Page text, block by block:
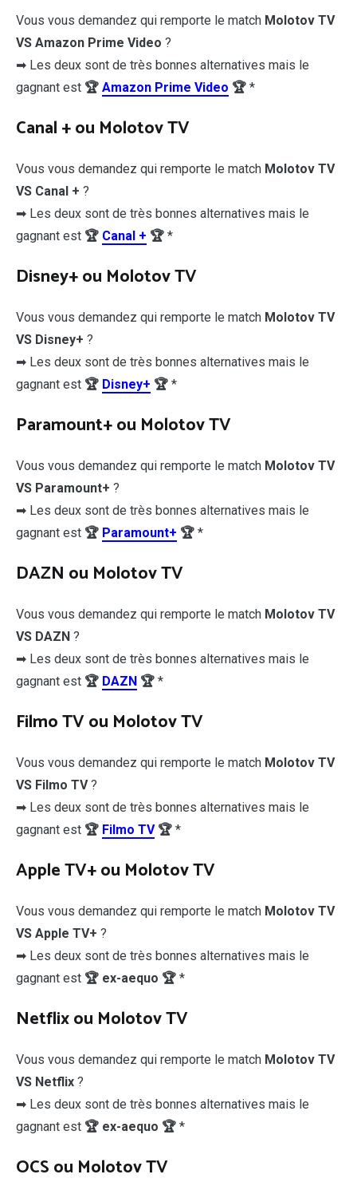
Vous vous demandez qui remporte le match Molotov TV
VS Amazon Prime Video ?
➡ Les deux sont de très bonnes alternatives mais le
gagnant est 🏆 Amazon Prime Video 🏆 *
Canal + ou Molotov TV
Vous vous demandez qui remporte le match Molotov TV
VS Canal + ?
➡ Les deux sont de très bonnes alternatives mais le
gagnant est 🏆 Canal + 🏆 *
Disney+ ou Molotov TV
Vous vous demandez qui remporte le match Molotov TV
VS Disney+ ?
➡ Les deux sont de très bonnes alternatives mais le
gagnant est 🏆 Disney+ 🏆 *
Paramount+ ou Molotov TV
Vous vous demandez qui remporte le match Molotov TV
VS Paramount+ ?
➡ Les deux sont de très bonnes alternatives mais le
gagnant est 🏆 Paramount+ 🏆 *
DAZN ou Molotov TV
Vous vous demandez qui remporte le match Molotov TV
VS DAZN ?
➡ Les deux sont de très bonnes alternatives mais le
gagnant est 🏆 DAZN 🏆 *
Filmo TV ou Molotov TV
Vous vous demandez qui remporte le match Molotov TV
VS Filmo TV?
➡ Les deux sont de très bonnes alternatives mais le
gagnant est 🏆 Filmo TV🏆 *
Apple TV+ ou Molotov TV
Vous vous demandez qui remporte le match Molotov TV
VS Apple TV+ ?
➡ Les deux sont de très bonnes alternatives mais le
gagnant est 🏆 ex-aequo 🏆 *
Netflix ou Molotov TV
Vous vous demandez qui remporte le match Molotov TV
VS Netflix ?
➡ Les deux sont de très bonnes alternatives mais le
gagnant est 🏆 ex-aequo 🏆 *
OCS ou Molotov TV